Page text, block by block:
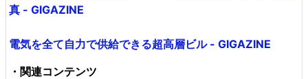
真 - GIGAZINE
電気を全て自力で供給できる超高層ビル - GIGAZINE
・関連コンテンツ